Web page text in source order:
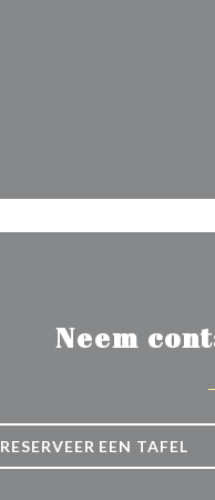
Neem
RESERVEER EEN TAFEL